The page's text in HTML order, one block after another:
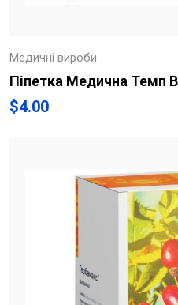
Медичні вироби
Піпетка Медична Темп
$4.00